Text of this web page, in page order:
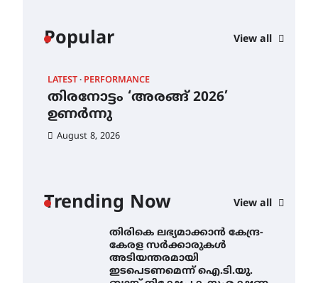
Popular View all
LATEST PERFORMANCE
തിരനോട്ടം ‘അരങ്ങ് 2026’
ഉണർന്നു
August 8, 2026
Trending Now View all
നേടിയ എൻ. ആര്യ
വോയിസ് ഓഫ് ഹിന്ദ് റജബ് ”
ഇരിങ്ങാലക്കുട ഫിലിം
സൊസൈറ്റി ആഗസ്റ്റ് 7
വെള്ളിയാഴ്ച സ്‌ക്രീൻ
ചെയ്യുന്നു
August 8, 2026
ഐ.ടി.യു. ബാങ്കിലെ
തിരികെ ലഭ്യമാക്കാൻ കേന്ദ്ര-
കേരള സർക്കാരുകൾ
അടിയന്തരമായി
ഇടപെടണമെന്ന് ഐ.ടി.യു.